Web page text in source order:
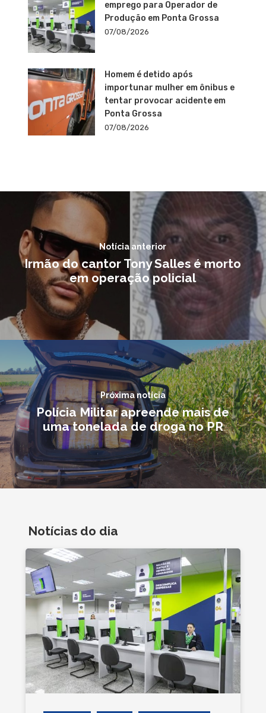
emprego para Operador de
Produção em Ponta Grossa
07/08/2026
Homem é detido após
importunar mulher em ônibus e
tentar provocar acidente em
Ponta Grossa
07/08/2026
Notícia anterior
Irmão do cantor Tony Salles é morto
em operação policial
Próxima notícia
Polícia Militar apreende mais de
uma tonelada de droga no PR
Notícias do dia